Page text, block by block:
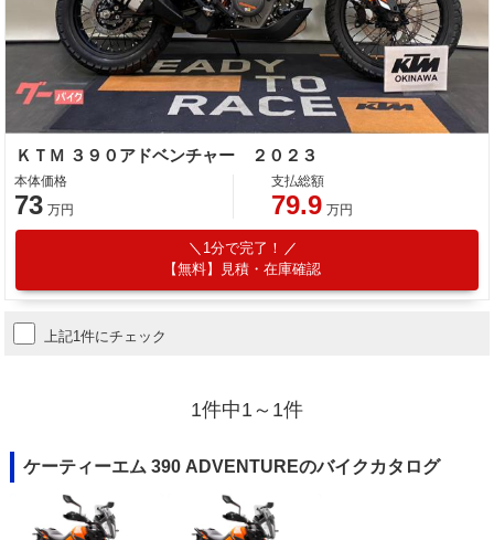
ＫＴＭ ３９０アドベンチャー ２０２３
本体価格
73 万円
支払総額
79.9 万円
1分で完了！
【無料】見積・在庫確認
上記1件にチェック
1件中1～1件
ケーティーエム 390 ADVENTUREのバイクカタログ